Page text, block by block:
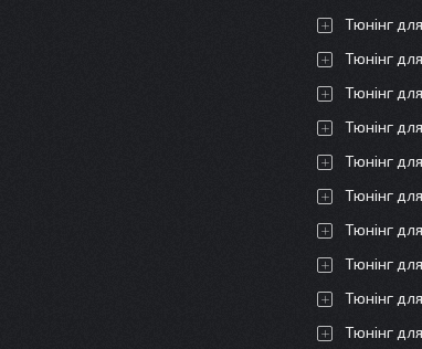
Тюнінг
Тюнінг
Тюнінг
Тюнінг
Тюнінг
Тюнінг
Тюнінг
Тюнінг
Тюнінг
Тюнінг